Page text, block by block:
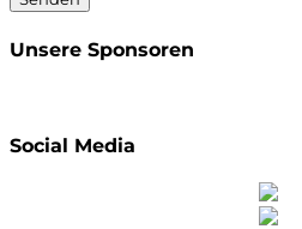
Unsere Sponsoren
Social Media